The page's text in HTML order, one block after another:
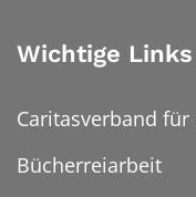
Wichtige Links
Caritasverband
Bücherreiarbeit